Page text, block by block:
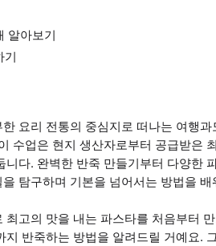
알아보기
기
요리 전통의 중심지로 떠나는 여행
수업은 현지 생산자로부터 공급받은
니다. 완벽한 반죽 만들기부터 다양한
탐구하며 기본을 넘어서는 방법을 배
고의 맛을 내는 파스타를 처음부터
반죽하는 방법을 알려드릴 거예요.